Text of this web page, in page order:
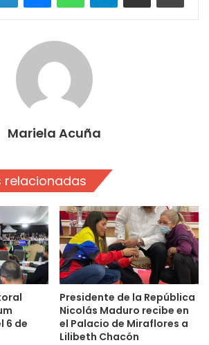
Mariela Acuña
relacionadas
6 de
Presidente de la República
Nicolás Maduro recibe en
el Palacio de Miraflores a
Lilibeth Chacón